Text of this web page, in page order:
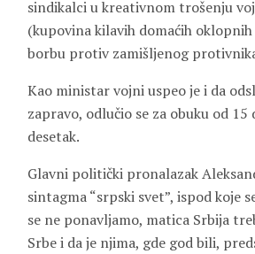
sindikalci u kreativnom trošenju
(kupovina kilavih domaćih
borbu protiv zamišljenog
Kao ministar vojni uspeo je i da
zapravo, odlučio se za obuku od 15
desetak.
Glavni politički pronalazak
sintagma “srpski svet”, ispod koje
se ne ponavljamo, matica Srbija
Srbe i da je njima, gde god bili,